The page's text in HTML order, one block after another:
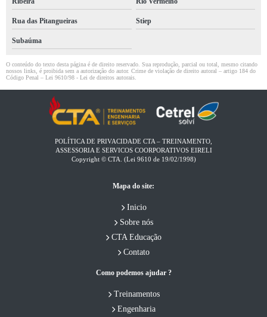
Rua das Pitangueiras Stiep
Subaúma
O conteúdo do texto desta página é de direito reservado. Sua reprodução, parcial ou total, mesmo citando
nossos links, é proibida sem a autorização do autor. Crime de violação de direito autoral – artigo 184 do
Código Penal – Lei 9610/98 - Lei de direitos autorais
POLÍTICA DE PRIVACIDADE CTA – TREINAMENTO,
ASSESSORIA E SERVICOS COORPORATIVOS EIRELI​
Copyright © CTA. (Lei 9610 de 19/02/1998)
Mapa do site:
Inicio
Sobre nós
CTA Educação
Contato
Como podemos ajudar ?
Treinamentos
Engenharia